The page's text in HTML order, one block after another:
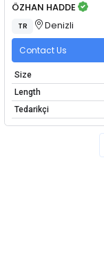
ÖZHAN HADDE
TR Denizli
Contact Us
Size
Length
Tedarikçi